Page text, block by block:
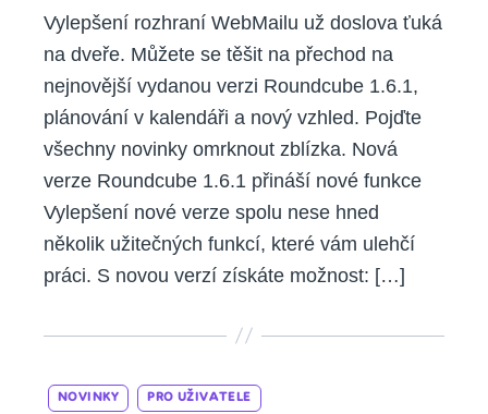
novými
funkcemi
a
designem
Vylepšení rozhraní WebMailu už doslova ťuká
na dveře. Můžete se těšit na přechod na
nejnovější vydanou verzi Roundcube 1.6.1,
plánování v kalendáři a nový vzhled. Pojďte
všechny novinky omrknout zblízka. Nová
verze Roundcube 1.6.1 přináší nové funkce
Vylepšení nové verze spolu nese hned
několik užitečných funkcí, které vám ulehčí
práci. S novou verzí získáte možnost: […]
Categories
NOVINKY PRO UŽIVATELE